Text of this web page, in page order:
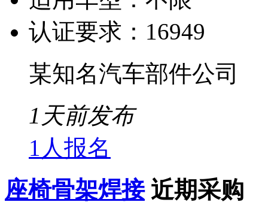
认证要求： 16949
某知名汽车部件公司
1天前发布
1人报名
座椅骨架焊接 近期采购